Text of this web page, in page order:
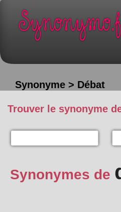
Synonyme > Débat
Trouver le synonyme
Synonymes de